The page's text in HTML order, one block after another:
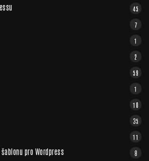
45
7
1
2
59
1
10
35
11
pro Wordpress 8